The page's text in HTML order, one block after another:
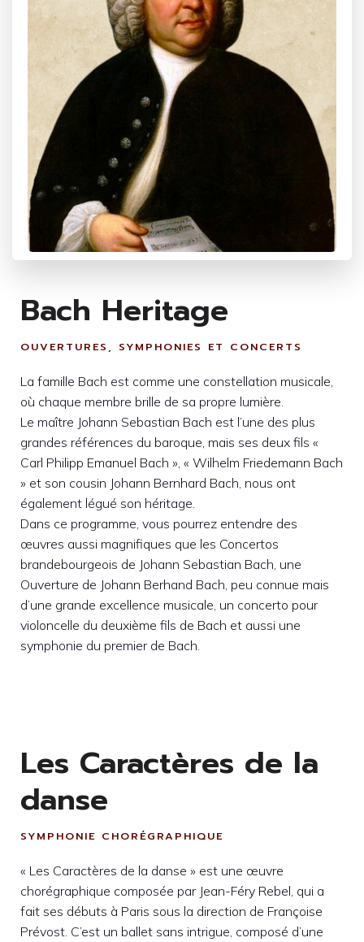
Bach Heritage
OUVERTURES, SYMPHONIES ET CONCERTS
La famille Bach est comme une constellation musicale,
où chaque membre brille de sa propre lumière.
Le maître Johann Sebastian Bach est l’une des plus
grandes références du baroque, mais ses deux fils «
Carl Philipp Emanuel Bach », « Wilhelm Friedemann Bach
» et son cousin Johann Bernhard Bach, nous ont
également légué son héritage.
Dans ce programme, vous pourrez entendre des
œuvres aussi magnifiques que les Concertos
brandebourgeois de Johann Sebastian Bach, une
Ouverture de Johann Berhand Bach, peu connue mais
d’une grande excellence musicale, un concerto pour
violoncelle du deuxième fils de Bach et aussi une
symphonie du premier de Bach.
Les Caractères de la
danse
SYMPHONIE CHORÉGRAPHIQUE
« Les Caractères de la danse » est une œuvre
chorégraphique composée par Jean-Féry Rebel, qui a
fait ses débuts à Paris sous la direction de Françoise
Prévost. C’est un ballet sans intrigue, composé d’une